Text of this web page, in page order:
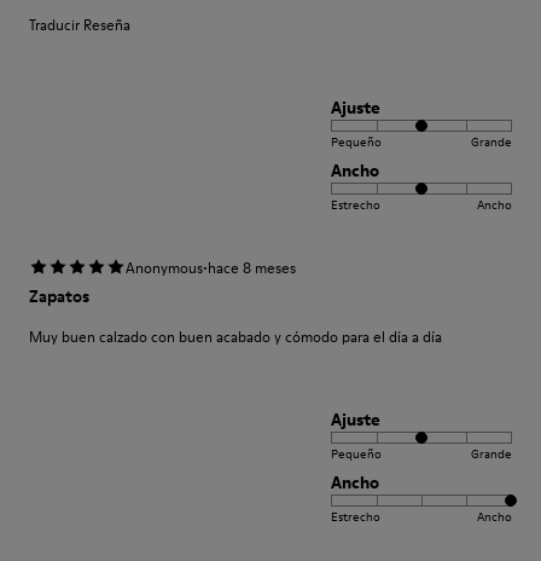
Traducir Reseña
Ajuste
Pequeño Grande
Ancho
Estrecho Ancho
Anonymous·hace 8 meses
Zapatos
Muy buen calzado con buen acabado y cómodo para el día a día
Ajuste
Pequeño Grande
Ancho
Estrecho Ancho